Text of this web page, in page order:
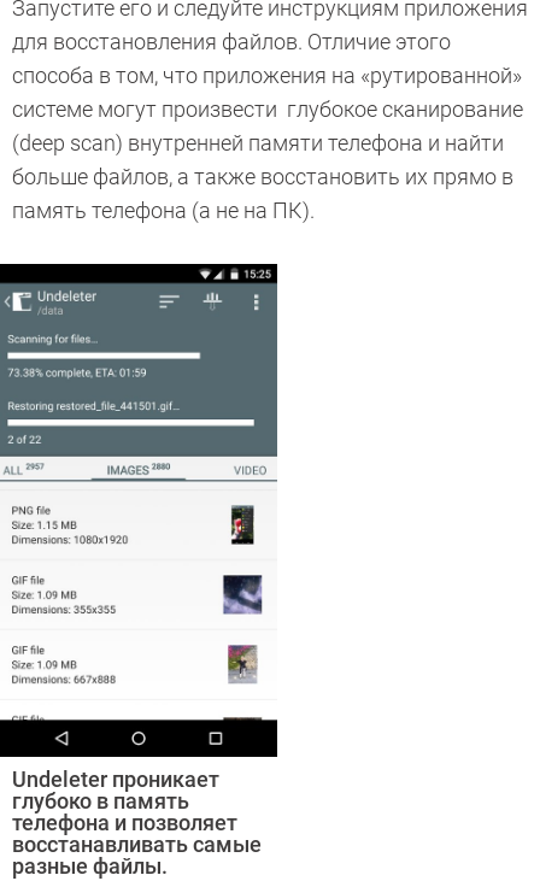
Запустите его и следуйте инструкциям приложения
для восстановления файлов. Отличие этого
способа в том, что приложения на «рутированной»
системе могут произвести глубокое сканирование
(deep scan) внутренней памяти телефона и найти
больше файлов, а также восстановить их прямо в
память телефона (а не на ПК).
Undeleter проникает
глубоко в память
телефона и позволяет
восстанавливать самые
разные файлы.